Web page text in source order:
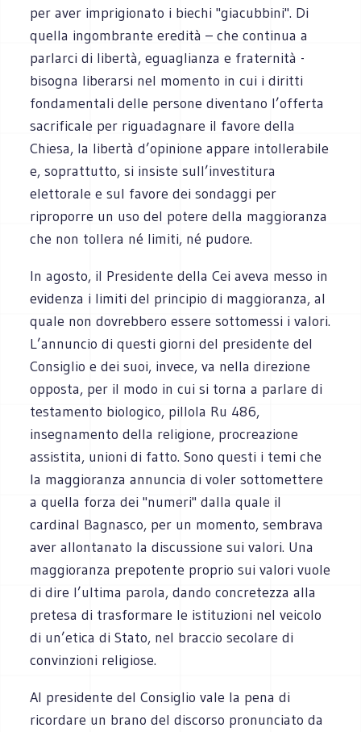
per aver imprigionato i biechi "giacubbini". Di
quella ingombrante eredità – che continua a
parlarci di libertà, eguaglianza e fraternità -
bisogna liberarsi nel momento in cui i diritti
fondamentali delle persone diventano l’offerta
sacrificale per riguadagnare il favore della
Chiesa, la libertà d’opinione appare intollerabile
e, soprattutto, si insiste sull’investitura
elettorale e sul favore dei sondaggi per
riproporre un uso del potere della maggioranza
che non tollera né limiti, né pudore.
In agosto, il Presidente della Cei aveva messo in
evidenza i limiti del principio di maggioranza, al
quale non dovrebbero essere sottomessi i valori.
L’annuncio di questi giorni del presidente del
Consiglio e dei suoi, invece, va nella direzione
opposta, per il modo in cui si torna a parlare di
testamento biologico, pillola Ru 486,
insegnamento della religione, procreazione
assistita, unioni di fatto. Sono questi i temi che
la maggioranza annuncia di voler sottomettere
a quella forza dei "numeri" dalla quale il
cardinal Bagnasco, per un momento, sembrava
aver allontanato la discussione sui valori. Una
maggioranza prepotente proprio sui valori vuole
di dire l’ultima parola, dando concretezza alla
pretesa di trasformare le istituzioni nel veicolo
di un’etica di Stato, nel braccio secolare di
convinzioni religiose.
Al presidente del Consiglio vale la pena di
ricordare un brano del discorso pronunciato da